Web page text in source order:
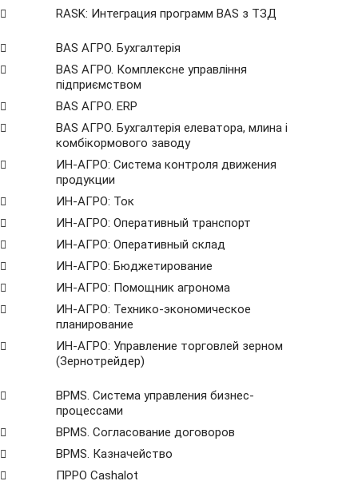
RASK: Интеграция программ BAS з ТЗД
BAS АГРО. Бухгалтерія
BAS АГРО. Комплексне управління
підприємством
BAS АГРО. ERP
BAS АГРО. Бухгалтерія елеватора, млина і
комбікормового заводу
ИН-АГРО: Система контроля движения
продукции
ИН-АГРО: Ток
ИН-АГРО: Оперативный транспорт
ИН-АГРО: Оперативный склад
ИН-АГРО: Бюджетирование
ИН-АГРО: Помощник агронома
ИН-АГРО: Технико-экономическое
планирование
ИН-АГРО: Управление торговлей зерном
(Зернотрейдер)
ВРМS. Система управления бизнес-
процессами
BPMS. Согласование договоров
BPМS. Казначейство
ПРРО Cashalot